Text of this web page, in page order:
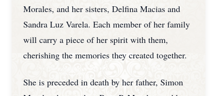
Morales, and her sisters, Delfina Macias and
Sandra Luz Varela. Each member of her family
will carry a piece of her spirit with them,
cherishing the memories they created together.
She is preceded in death by her father, Simon